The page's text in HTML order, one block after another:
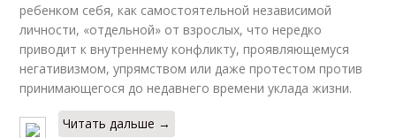
ребенком себя, как самостоятельной независимой
личности, «отдельной» от взрослых, что нередко
приводит к внутреннему конфликту, проявляющемуся
негативизмом, упрямством или даже протестом против
принимающегося до недавнего времени уклада жизни.
Читать дальше →